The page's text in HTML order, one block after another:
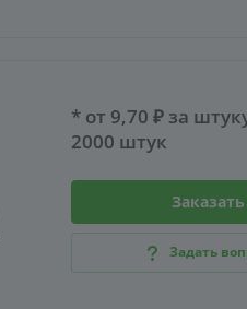
* от 9,70 ₽ за
2000 штук
Заказать
Задать